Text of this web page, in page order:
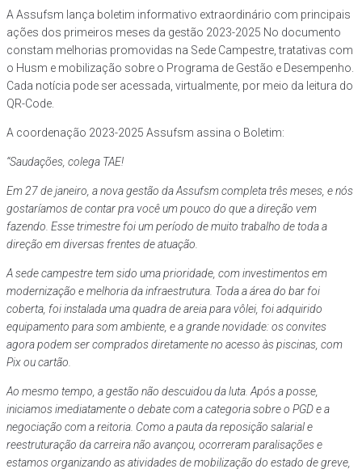
A Assufsm lança boletim informativo extraordinário com principais
ações dos primeiros meses da gestão 2023-2025 No documento
constam melhorias promovidas na Sede Campestre, tratativas com
o Husm e mobilização sobre o Programa de Gestão e Desempenho.
Cada notícia pode ser acessada, virtualmente, por meio da leitura do
QR-Code.
A coordenação 2023-2025 Assufsm assina o Boletim:
“Saudações, colega TAE!
Em 27 de janeiro, a nova gestão da Assufsm completa três meses, e nós
gostaríamos de contar pra você um pouco do que a direção vem
fazendo. Esse trimestre foi um período de muito trabalho de toda a
direção em diversas frentes de atuação.
A sede campestre tem sido uma prioridade, com investimentos em
modernização e melhoria da infraestrutura. Toda a área do bar foi
coberta, foi instalada uma quadra de areia para vôlei, foi adquirido
equipamento para som ambiente, e a grande novidade: os convites
agora podem ser comprados diretamente no acesso às piscinas, com
Pix ou cartão.
Ao mesmo tempo, a gestão não descuidou da luta. Após a posse,
iniciamos imediatamente o debate com a categoria sobre o PGD e a
negociação com a reitoria. Como a pauta da reposição salarial e
reestruturação da carreira não avançou, ocorreram paralisações e
estamos organizando as atividades de mobilização do estado de greve,